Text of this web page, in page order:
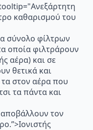
καθαρισμού του
σύνολο φίλτρων
οποία φιλτράρουν
αέρα) και σε
θετικά και
τα στον αέρα που
τα πάντα και
τον